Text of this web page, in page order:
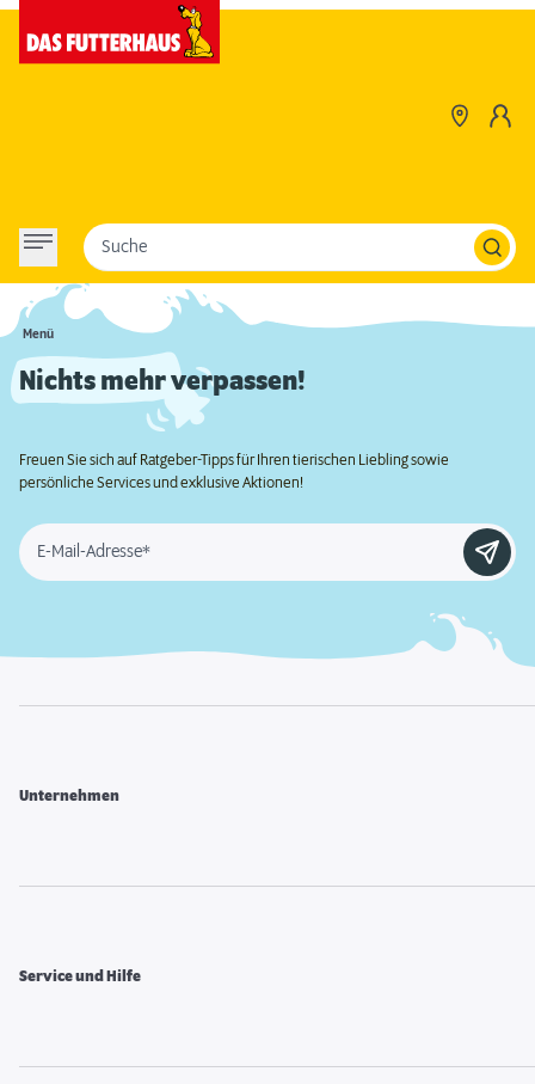
Menü
Suche
Nichts mehr verpassen!
Freuen Sie sich auf Ratgeber-Tipps für Ihren tierischen Liebling sowie
persönliche Services und exklusive Aktionen!
E-Mail-Adresse*
Unternehmen
Service und Hilfe